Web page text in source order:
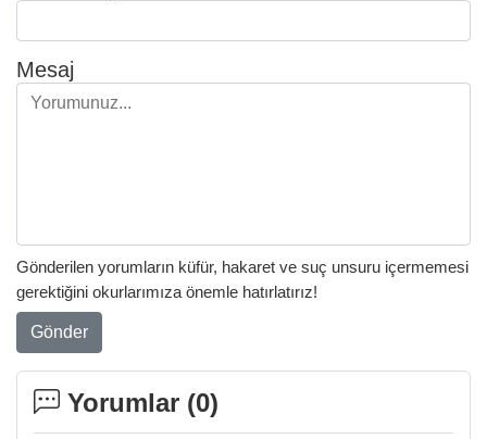
Mesaj
Gönderilen yorumların küfür, hakaret ve suç unsuru içermemesi
gerektiğini okurlarımıza önemle hatırlatırız!
Gönder
Yorumlar (0)